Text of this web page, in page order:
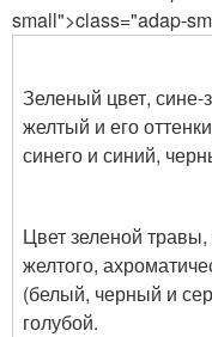
small">class="adap-
Зеленый цвет, сине-
желтый и его
синего и синий,
Цвет зеленой травы,
желтого,
(белый, черный и
голубой.